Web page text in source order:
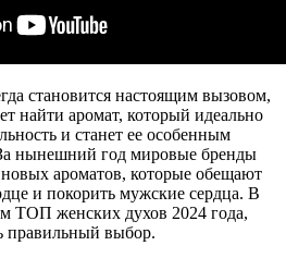
становится настоящим вызовом,
найти аромат, который идеально
и станет ее особенным
нынешний год мировые бренды
ароматов, которые обещают
и покорить мужские сердца. В
ТОП женских духов 2024 года,
правильный выбор.